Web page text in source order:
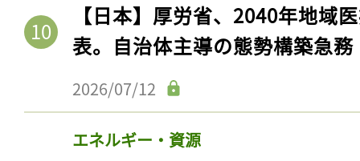
【日本】厚労省、2040年地域
表。自治体主導の態勢構築急務
2026/07/12
エネルギー・資源
記事をお気に入りに
ログインが必